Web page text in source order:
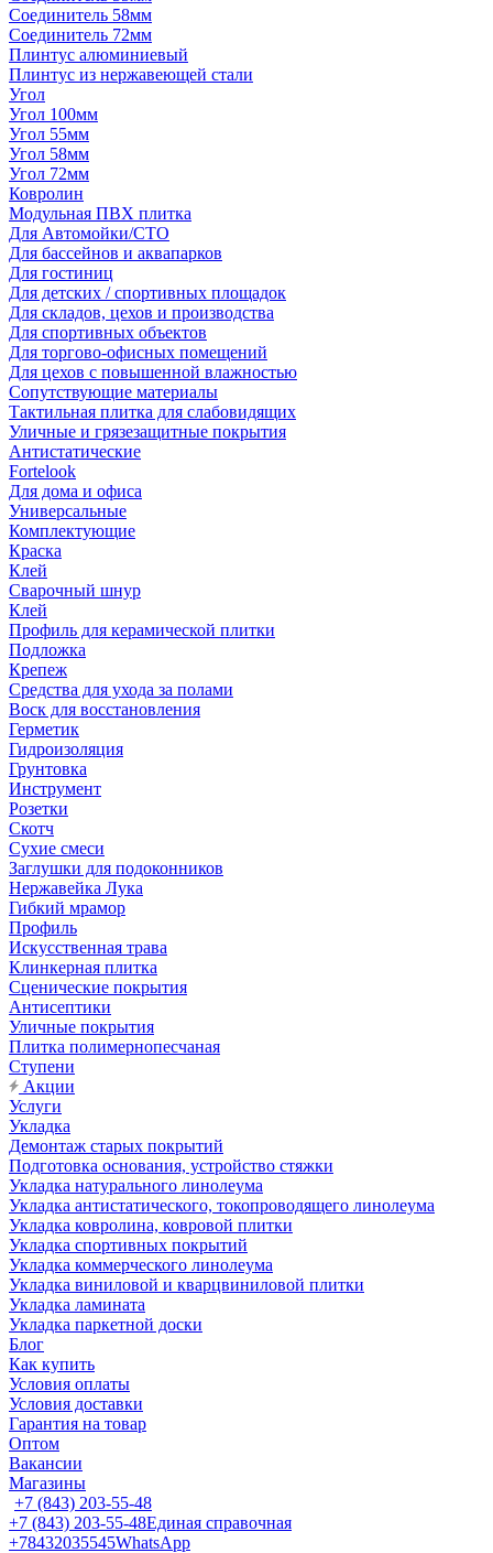
Соединитель 58мм
Соединитель 72мм
Плинтус алюминиевый
Плинтус из нержавеющей стали
Угол
Угол 100мм
Угол 55мм
Угол 58мм
Угол 72мм
Ковролин
Модульная ПВХ плитка
Для Автомойки/СТО
Для бассейнов и аквапарков
Для гостиниц
Для детских / спортивных площадок
Для складов, цехов и производства
Для спортивных объектов
Для торгово-офисных помещений
Для цехов с повышенной влажностью
Сопутствующие материалы
Тактильная плитка для слабовидящих
Уличные и грязезащитные покрытия
Антистатические
Fortelook
Для дома и офиса
Универсальные
Комплектующие
Краска
Клей
Сварочный шнур
Клей
Профиль для керамической плитки
Подложка
Крепеж
Средства для ухода за полами
Воск для восстановления
Герметик
Гидроизоляция
Грунтовка
Инструмент
Розетки
Скотч
Сухие смеси
Заглушки для подоконников
Нержавейка Лука
Гибкий мрамор
Профиль
Искусственная трава
Клинкерная плитка
Сценические покрытия
Антисептики
Уличные покрытия
Плитка полимернопесчаная
Ступени
Акции
Услуги
Укладка
Демонтаж старых покрытий
Подготовка основания, устройство стяжки
Укладка натурального линолеума
Укладка антистатического, токопроводящего линолеума
Укладка ковролина, ковровой плитки
Укладка спортивных покрытий
Укладка коммерческого линолеума
Укладка виниловой и кварцвиниловой плитки
Укладка ламината
Укладка паркетной доски
Блог
Как купить
Условия оплаты
Условия доставки
Гарантия на товар
Оптом
Вакансии
Магазины
+7 (843) 203-55-48
+7 (843) 203-55-48Единая справочная
+78432035545WhatsApp